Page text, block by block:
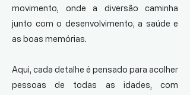
movimento, onde a diversão caminha
junto com o desenvolvimento, a saúde e
as boas memórias.
Aqui, cada detalhe é pensado para acolher
pessoas de todas as idades, com